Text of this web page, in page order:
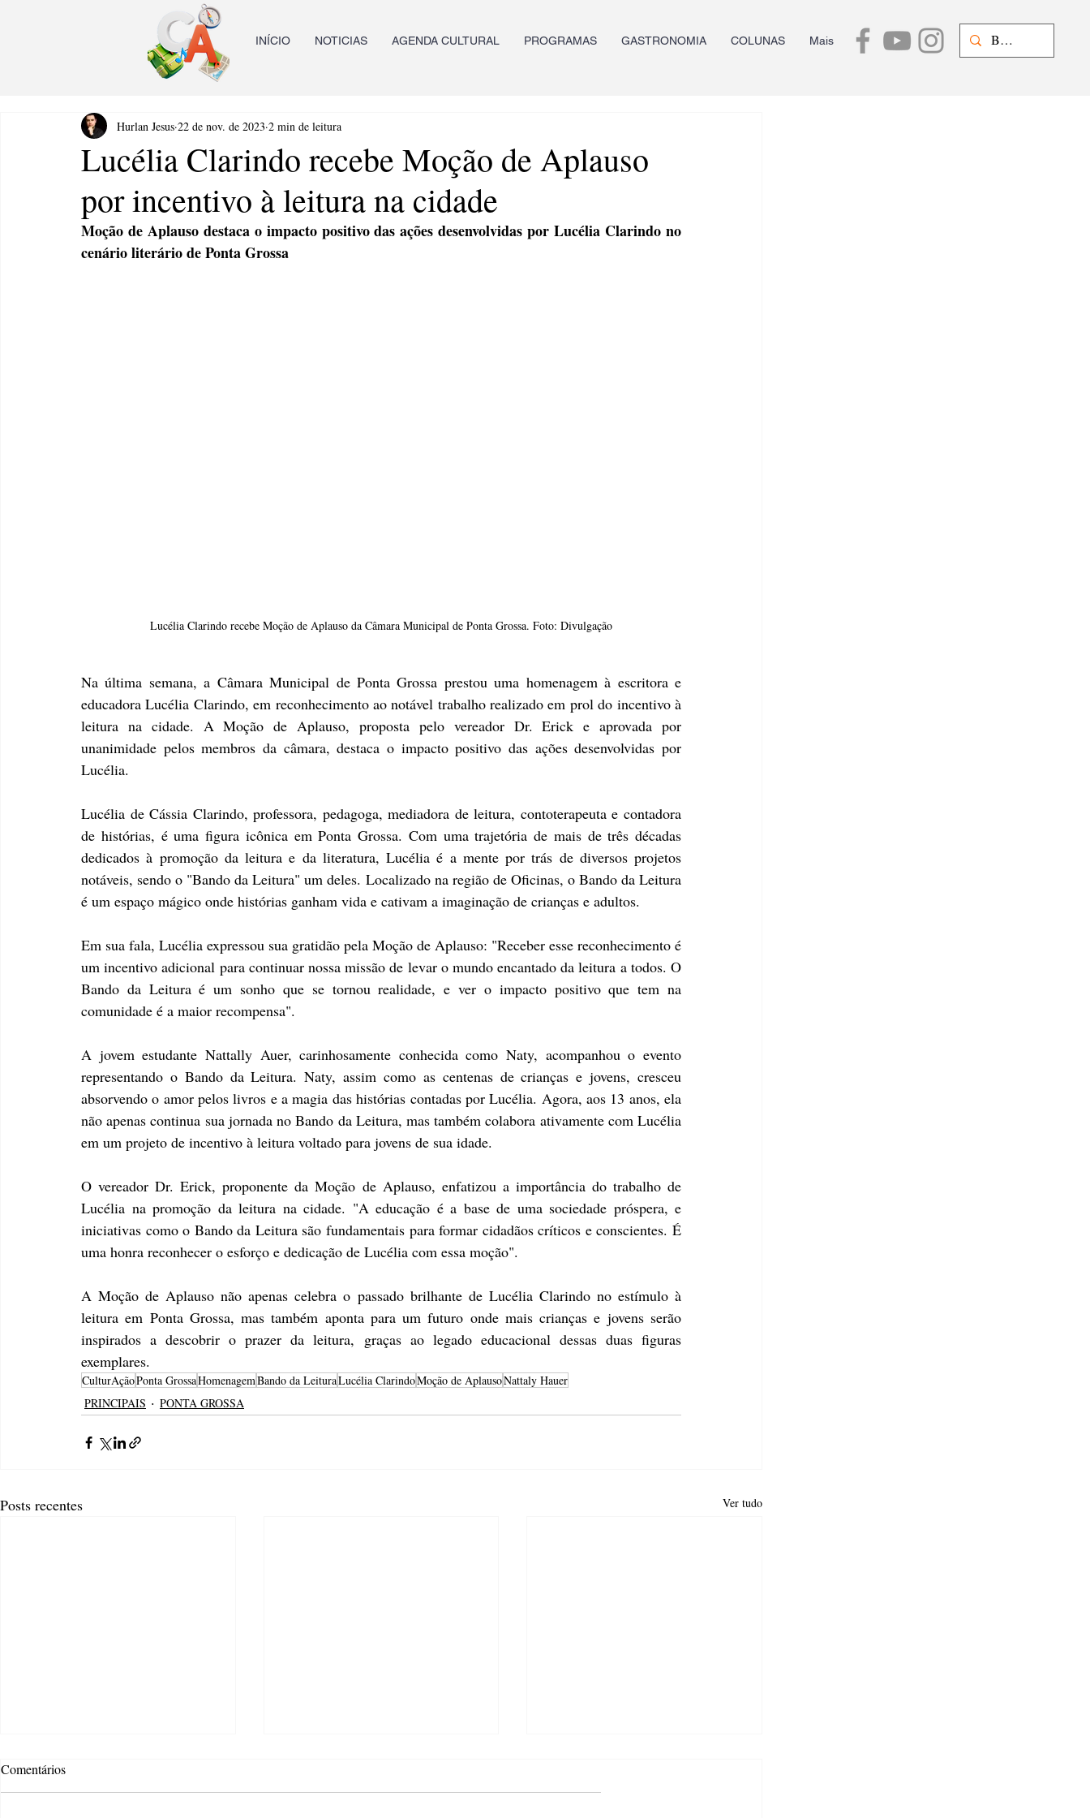
INÍCIO NOTICIAS AGENDA CULTURAL PROGRAMAS GASTRONOMIA COLUNAS Mais
Lucélia Clarindo recebe Moção de Aplauso
por incentivo à leitura na cidade
Hurlan Jesus 22 de nov. de 2023 2 min de leitura
Moção de Aplauso destaca o impacto positivo das ações desenvolvidas por Lucélia Clarindo no
cenário literário de Ponta Grossa
Lucélia Clarindo recebe Moção de Aplauso da Câmara Municipal de Ponta Grossa. Foto: Divulgação
Na última semana, a Câmara Municipal de Ponta Grossa prestou uma homenagem à escritora e
educadora Lucélia Clarindo, em reconhecimento ao notável trabalho realizado em prol do incentivo à
leitura na cidade. A Moção de Aplauso, proposta pelo vereador Dr. Erick e aprovada por
unanimidade pelos membros da câmara, destaca o impacto positivo das ações desenvolvidas por
Lucélia.
Lucélia de Cássia Clarindo, professora, pedagoga, mediadora de leitura, contoterapeuta e contadora
de histórias, é uma figura icônica em Ponta Grossa. Com uma trajetória de mais de três décadas
dedicados à promoção da leitura e da literatura, Lucélia é a mente por trás de diversos projetos
notáveis, sendo o "Bando da Leitura" um deles. Localizado na região de Oficinas, o Bando da Leitura
é um espaço mágico onde histórias ganham vida e cativam a imaginação de crianças e adultos.
Em sua fala, Lucélia expressou sua gratidão pela Moção de Aplauso: "Receber esse reconhecimento é
um incentivo adicional para continuar nossa missão de levar o mundo encantado da leitura a todos. O
Bando da Leitura é um sonho que se tornou realidade, e ver o impacto positivo que tem na
comunidade é a maior recompensa".
A jovem estudante Nattally Auer, carinhosamente conhecida como Naty, acompanhou o evento
representando o Bando da Leitura. Naty, assim como as centenas de crianças e jovens, cresceu
absorvendo o amor pelos livros e a magia das histórias contadas por Lucélia. Agora, aos 13 anos, ela
não apenas continua sua jornada no Bando da Leitura, mas também colabora ativamente com Lucélia
em um projeto de incentivo à leitura voltado para jovens de sua idade.
O vereador Dr. Erick, proponente da Moção de Aplauso, enfatizou a importância do trabalho de
Lucélia na promoção da leitura na cidade. "A educação é a base de uma sociedade próspera, e
iniciativas como o Bando da Leitura são fundamentais para formar cidadãos críticos e conscientes. É
uma honra reconhecer o esforço e dedicação de Lucélia com essa moção".
A Moção de Aplauso não apenas celebra o passado brilhante de Lucélia Clarindo no estímulo à
leitura em Ponta Grossa, mas também aponta para um futuro onde mais crianças e jovens serão
inspirados a descobrir o prazer da leitura, graças ao legado educacional dessas duas figuras
exemplares.
CulturAçãoPonta GrossaHomenagemBando da LeituraLucélia ClarindoMoção de AplausoNattaly Hauer
PRINCIPAIS
PONTA GROSSA
Posts recentes Ver tudo
Comentários